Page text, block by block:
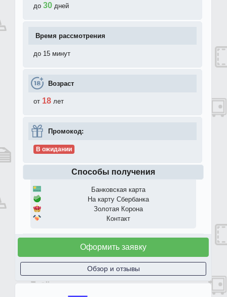
до 30 дней
Время рассмотрения
до 15 минут
Возраст
от 18 лет
Промокод:
В ожидании
Способы получения
Банковская карта
На карту Сбербанка
Золотая Корона
Контакт
Оформить заявку
Обзор и отзывы